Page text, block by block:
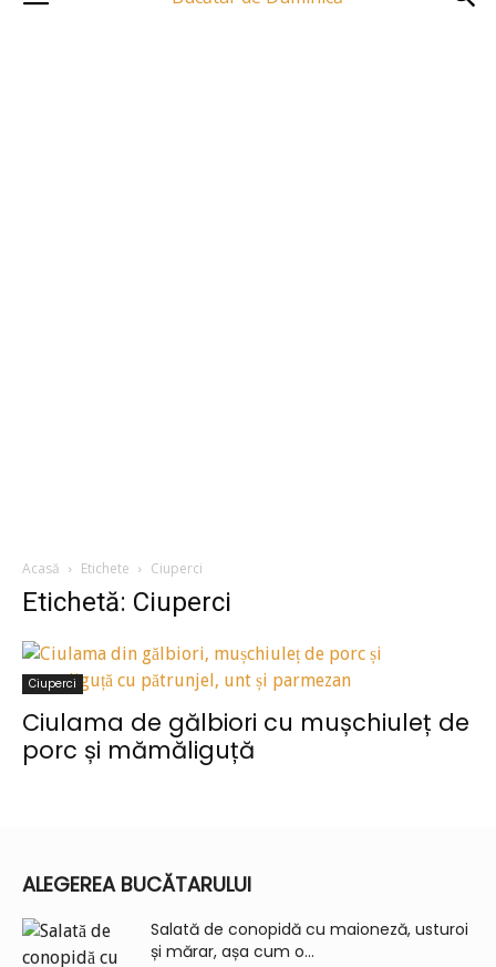
Acasă Etichete Ciuperci
Etichetă: Ciuperci
Ciuperci
Ciulama de gălbiori cu mușchiuleț de
porc și mămăliguță
ALEGEREA BUCĂTARULUI
Salată de conopidă cu maioneză, usturoi
și mărar, așa cum o...